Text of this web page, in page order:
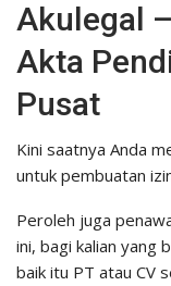
Akulegal
Akta
Pusat
Kini saatnya Anda
untuk pembuatan
Peroleh juga
ini, bagi kalian yang
baik itu PT atau CV